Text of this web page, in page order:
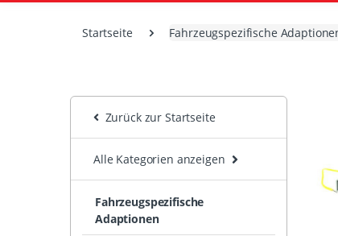
Startseite Fahrzeugspezifische
Zurück zur Startseite
Alle Kategorien anzeigen
Fahrzeugspezifische
Adaptionen